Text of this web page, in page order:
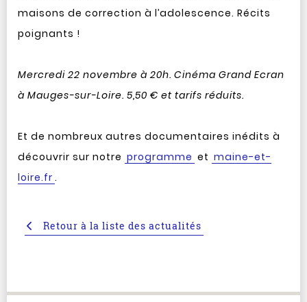
maisons de correction à l’adolescence. Récits
poignants !
Mercredi 22 novembre à 20h. Cinéma Grand Ecran
à Mauges-sur-Loire. 5,50 € et tarifs réduits.
Et de nombreux autres documentaires inédits à
découvrir sur notre programme et maine-et-
loire.fr .
Retour à la liste des actualités